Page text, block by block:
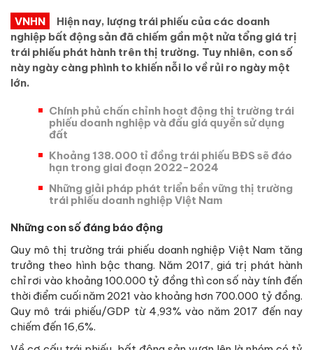
VNHN
Hiện nay, lượng trái phiếu của các doanh
nghiệp bất động sản đã chiếm gần một nửa tổng giá trị
trái phiếu phát hành trên thị trường. Tuy nhiên, con số
này ngày càng phình to khiến nỗi lo về rủi ro ngày một
lớn.
Chính phủ chấn chỉnh hoạt động thị trường trái
phiếu doanh nghiệp và đấu giá quyền sử dụng
đất
Khoảng 138.000 tỉ đồng trái phiếu BĐS sẽ đáo
hạn trong giai đoạn 2022-2024
Những giải pháp phát triển bền vững thị trường
trái phiếu doanh nghiệp Việt Nam
Những con số đáng báo động
Quy mô thị trường trái phiếu doanh nghiệp Việt Nam tăng
trưởng theo hình bậc thang. Năm 2017, giá trị phát hành
chỉ rơi vào khoảng 100.000 tỷ đồng thì con số này tính đến
thời điểm cuối năm 2021 vào khoảng hơn 700.000 tỷ đồng.
Quy mô trái phiếu/GDP từ 4,93% vào năm 2017 đến nay
chiếm đến 16,6%.